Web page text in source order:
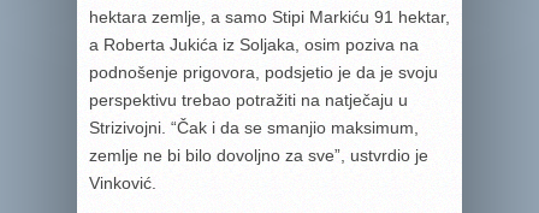
hektara zemlje, a samo Stipi Markiću 91 hektar,
a Roberta Jukića iz Soljaka, osim poziva na
podnošenje prigovora, podsjetio je da je svoju
perspektivu trebao potražiti na natječaju u
Strizivojni. “Čak i da se smanjio maksimum,
zemlje ne bi bilo dovoljno za sve”, ustvrdio je
Vinković.